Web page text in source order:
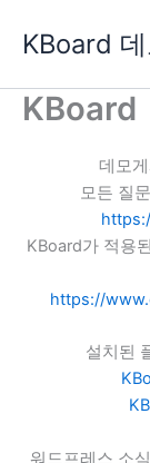
로
KBoard 데
KBoard
데모
모든 질
KBoard가 적용
https://
설치된
워드프레스 소